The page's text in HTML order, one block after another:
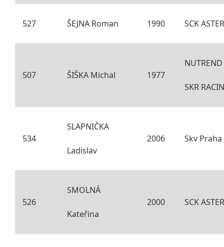
527 ŠEJNA Roman 1990 SCK
507 ŠIŠKA Michal 1977
SKR
534
SLAPNIČKA
Ladislav
2006 Skv Praha
526
SMOLNÁ
Kateřina
2000 SCK